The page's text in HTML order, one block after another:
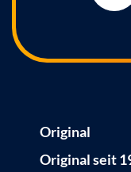
Original
Original seit